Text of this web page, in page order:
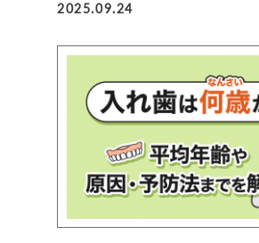
2025.09.24